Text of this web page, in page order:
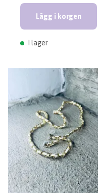
Lägg i korgen
I lager